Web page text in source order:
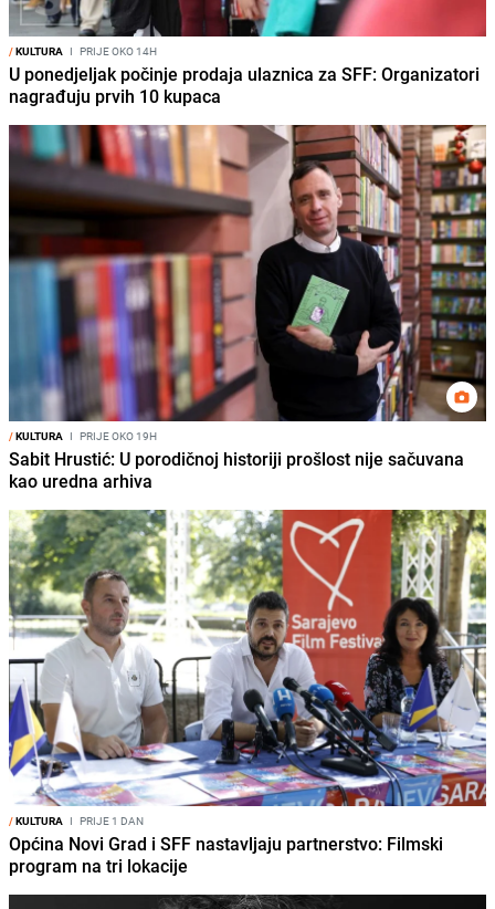
/KULTURA I PRIJE OKO 14H
U ponedjeljak počinje prodaja ulaznica za SFF: Organizatori
nagrađuju prvih 10 kupaca
/KULTURA I PRIJE OKO 19H
Sabit Hrustić: U porodičnoj historiji prošlost nije sačuvana
kao uredna arhiva
/KULTURA I PRIJE 1 DAN
Općina Novi Grad i SFF nastavljaju partnerstvo: Filmski
program na tri lokacije